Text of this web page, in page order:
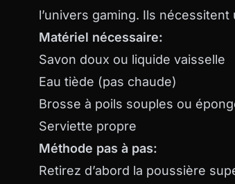
l’univers gaming. Ils
Matériel nécessaire:
Savon doux ou liquide vaisselle
Eau tiède (pas chaude)
Brosse à poils souples ou
Serviette propre
Méthode pas à pas:
Retirez d’abord la poussière